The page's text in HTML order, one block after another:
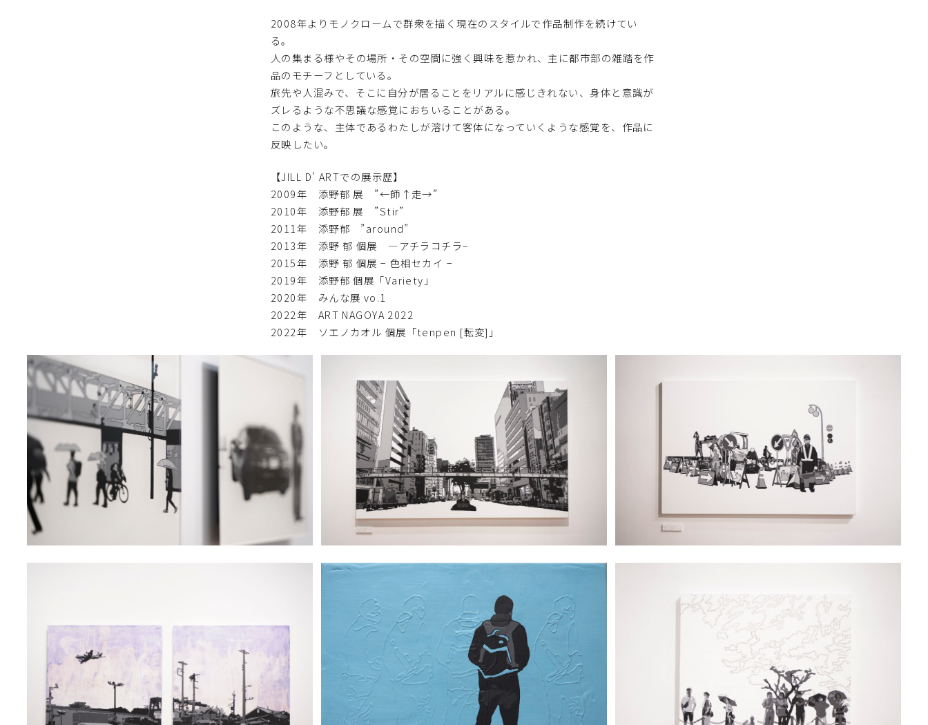
2008年よりモノクロームで群衆を描く現在のスタイルで作品制作を続けてい
る。
人の集まる様やその場所・その空間に強く興味を惹かれ、主に都市部の雑踏を作
品のモチーフとしている。
旅先や人混みで、そこに自分が居ることをリアルに感じきれない、身体と意識が
ズレるような不思議な感覚におちいることがある。
このような、主体であるわたしが溶けて客体になっていくような感覚を、作品に
反映したい。
【JILL D’ ARTでの展示歴】
2009年 添野郁 展 ”←師↑走→”
2010年 添野郁 展 ”Stir”
2011年 添野郁 ”around”
2013年 添野 郁 個展 —アチラコチラ−
2015年 添野 郁 個展 − 色相セカイ −
2019年 添野郁 個展「Variety」
2020年 みんな展 vo.1
2022年 ART NAGOYA 2022
2022年 ソエノカオル 個展「tenpen [転変]」